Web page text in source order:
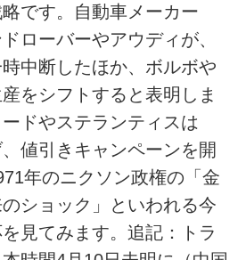
ついて
です。自動車メーカー
ローバーやアウディが、
中断したほか、ボルボや
をシフトすると表明しま
ドやステランティスは
、値引きキャンペーンを開
年のニクソン政権の「金
ショック」といわれる今
見てみます。追記：トラ